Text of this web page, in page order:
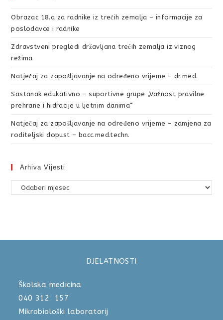
Obrazac 18.a za radnike iz trećih zemalja – informacije za
poslodavce i radnike
Zdravstveni pregledi državljana trećih zemalja iz viznog
režima
Natječaj za zapošljavanje na određeno vrijeme – dr.med.
Sastanak edukativno – suportivne grupe „Važnost pravilne
prehrane i hidracije u ljetnim danima“
Natječaj za zapošljavanje na određeno vrijeme – zamjena za
roditeljski dopust – bacc.med.techn.
Arhiva Vijesti
DJELATNOSTI
Školska medicina
040 312 157
Mikrobiološki laboratorij